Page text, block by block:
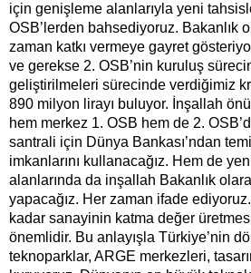
için genişleme alanlarıyla yeni
OSB’lerden bahsediyoruz. Bakanlık
zaman katkı vermeye gayret
ve gerekse 2. OSB’nin kuruluş
geliştirilmeleri sürecinde verdiğimiz
890 milyon lirayı buluyor. İnşallah
hem merkez 1. OSB hem de 2.
santrali için Dünya Bankası’ndan
imkanlarını kullanacağız. Hem de
alanlarında da inşallah Bakanlık
yapacağız. Her zaman ifade
kadar sanayinin katma değer
önemlidir. Bu anlayışla Türkiye’nin
teknoparklar, ARGE merkezleri,